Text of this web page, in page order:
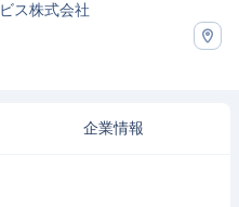
ス株式会社
企業情報